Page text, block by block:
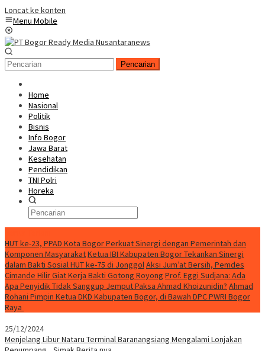
Loncat ke konten
Menu Mobile
Pencarian
Home
Nasional
Politik
Bisnis
Info Bogor
Jawa Barat
Kesehatan
Pendidikan
TNI Polri
Horeka
HUT ke-23, PPAD Kota Bogor Perkuat Sinergi dengan Pemerintah dan
Komponen MasyarakatKetua IBI Kabupaten Bogor Tekankan Sinergi
dalam Bakti Sosial HUT ke-75 di JonggolAksi Jum’at Bersih, Pemdes
Cimande Hilir Giat Kerja Bakti Gotong Royong Prof. Eggi Sudjana: Ada
Apa Penyidik Tidak Sanggup Jemput Paksa Ahmad Khoizunidin? Ahmad
Rohani Pimpin Ketua DKD Kabupaten Bogor, di Bawah DPC PWRI Bogor
Raya
25/12/2024
Menjelang Libur Nataru Terminal Baranangsiang Mengalami Lonjakan